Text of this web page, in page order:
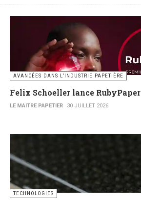
AVANCÉES DANS L’INDUSTRIE PAPETIÈRE
Felix Schoeller lance RubyPaper
LE MAITRE PAPETIER 30 JUILLET 2026
TECHNOLOGIES